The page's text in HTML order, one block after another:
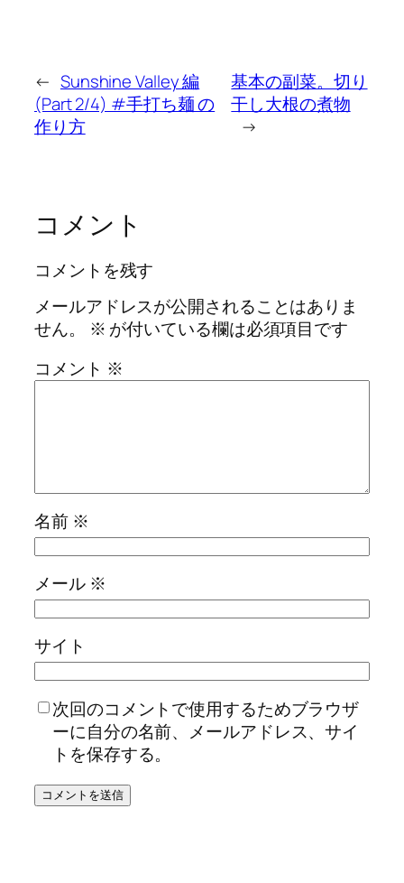
← Sunshine Valley 編
(Part 2/4) #手打ち麺 の
作り方
基本の副菜。切り
干し大根の煮物
→
コメント
コメントを残す
メールアドレスが公開されることはありま
せん。
※ が付いている欄は必須項目です
コメント ※
名前 ※
メール ※
サイト
次回のコメントで使用するためブラウザ
ーに自分の名前、メールアドレス、サイ
トを保存する。